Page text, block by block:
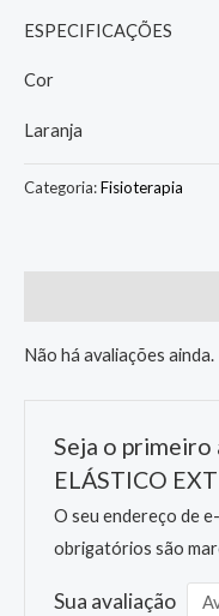
ESPECIFICAÇÕES
Cor
Laranja
Categoria:Fisioterapia
Não há avaliações ainda.
Seja o primeiro
ELÁSTICO
O seu endereço de
obrigatórios são
Sua avaliação